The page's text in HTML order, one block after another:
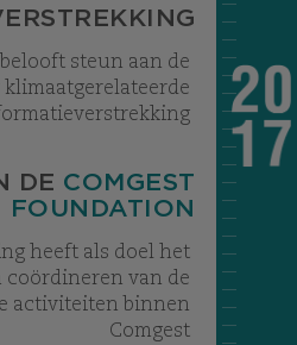
steun aan de
DE COMGEST
FOUNDATION
heeft als doel het
coördineren van de
activiteiten binnen
Comgest